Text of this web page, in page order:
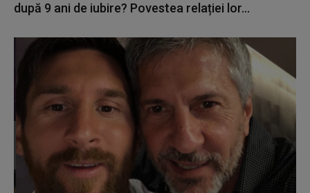
după 9 ani de iubire? Povestea relației lor...